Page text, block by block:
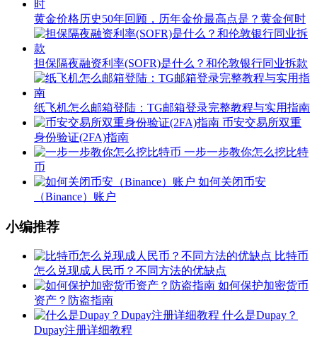
黄金价格历史50年回顾，历年金价最高点是？黄金何时
担保隔夜融资利率(SOFR)是什么？和伦敦银行同业拆款
纸飞机怎么邮箱登陆：TG邮箱登录完整教程与实用指南
币安交易所双重
身份验证(2FA)指南
一步一步教你怎么挖比特
币
如何关闭币安
（Binance）账户
小编推荐
比特币
怎么兑现成人民币？不同方法的优缺点
如何保护加密货币
资产？防盗指南
什么是Dupay？
Dupay注册详细教程